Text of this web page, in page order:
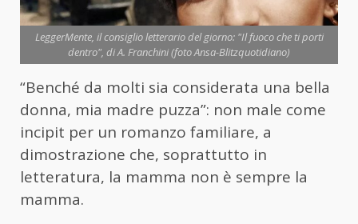
LeggerMente, il consiglio letterario del giorno: "Il fuoco che ti porti
dentro", di A. Franchini (foto Ansa-Blitzquotidiano)
“Benché da molti sia considerata una bella
donna, mia madre puzza”: non male come
incipit per un romanzo familiare, a
dimostrazione che, soprattutto in
letteratura, la mamma non è sempre la
mamma.